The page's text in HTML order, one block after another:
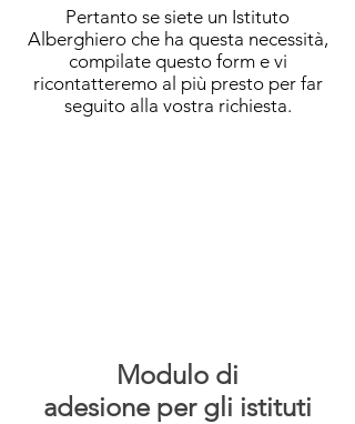
Pertanto se siete un Istituto
Alberghiero che ha questa necessità,
compilate questo form e vi
ricontatteremo al più presto per far
seguito alla vostra richiesta.
Modulo di
adesione per gli istituti